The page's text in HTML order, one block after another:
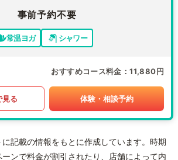
事前予約不要
常温ヨガ シャワー
おすすめコース料金 11,880円
見る 体験・相談予約
記載の情報をもとに作成しています。時期
ンで料金が割引されたり、店舗によって内